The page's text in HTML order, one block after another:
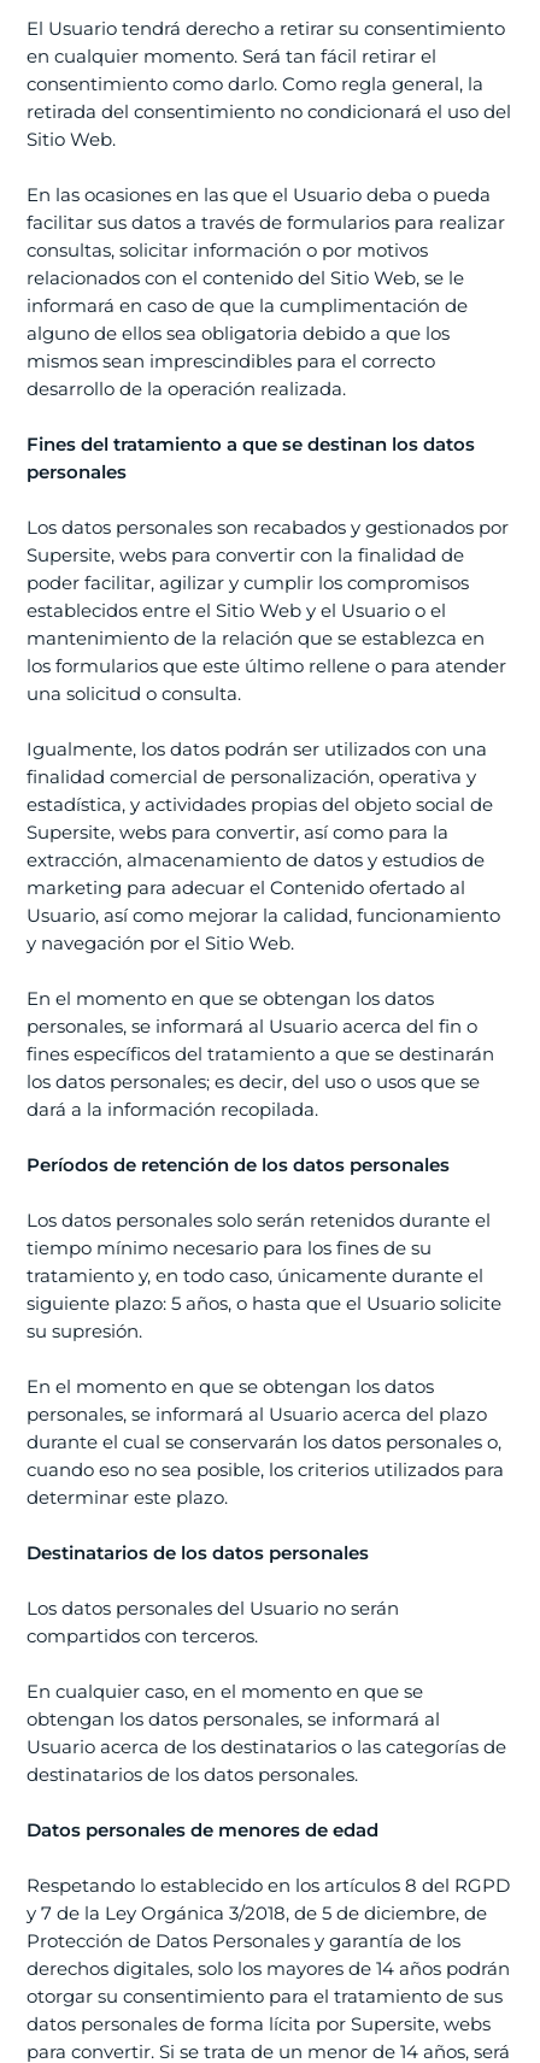
El Usuario tendrá derecho a retirar su consentimiento
en cualquier momento. Será tan fácil retirar el
consentimiento como darlo. Como regla general, la
retirada del consentimiento no condicionará el uso del
Sitio Web.
En las ocasiones en las que el Usuario deba o pueda
facilitar sus datos a través de formularios para realizar
consultas, solicitar información o por motivos
relacionados con el contenido del Sitio Web, se le
informará en caso de que la cumplimentación de
alguno de ellos sea obligatoria debido a que los
mismos sean imprescindibles para el correcto
desarrollo de la operación realizada.
Fines del tratamiento a que se destinan los datos
personales
Los datos personales son recabados y gestionados por
Supersite, webs para convertir con la finalidad de
poder facilitar, agilizar y cumplir los compromisos
establecidos entre el Sitio Web y el Usuario o el
mantenimiento de la relación que se establezca en
los formularios que este último rellene o para atender
una solicitud o consulta.
Igualmente, los datos podrán ser utilizados con una
finalidad comercial de personalización, operativa y
estadística, y actividades propias del objeto social de
Supersite, webs para convertir, así como para la
extracción, almacenamiento de datos y estudios de
marketing para adecuar el Contenido ofertado al
Usuario, así como mejorar la calidad, funcionamiento
y navegación por el Sitio Web.
En el momento en que se obtengan los datos
personales, se informará al Usuario acerca del fin o
fines específicos del tratamiento a que se destinarán
los datos personales; es decir, del uso o usos que se
dará a la información recopilada.
Períodos de retención de los datos personales
Los datos personales solo serán retenidos durante el
tiempo mínimo necesario para los fines de su
tratamiento y, en todo caso, únicamente durante el
siguiente plazo: 5 años, o hasta que el Usuario solicite
su supresión.
En el momento en que se obtengan los datos
personales, se informará al Usuario acerca del plazo
durante el cual se conservarán los datos personales o,
cuando eso no sea posible, los criterios utilizados para
determinar este plazo.
Destinatarios de los datos personales
Los datos personales del Usuario no serán
compartidos con terceros.
En cualquier caso, en el momento en que se
obtengan los datos personales, se informará al
Usuario acerca de los destinatarios o las categorías de
destinatarios de los datos personales.
Datos personales de menores de edad
Respetando lo establecido en los artículos 8 del RGPD
y 7 de la Ley Orgánica 3/2018, de 5 de diciembre, de
Protección de Datos Personales y garantía de los
derechos digitales, solo los mayores de 14 años podrán
otorgar su consentimiento para el tratamiento de sus
datos personales de forma lícita por Supersite, webs
para convertir. Si se trata de un menor de 14 años, será